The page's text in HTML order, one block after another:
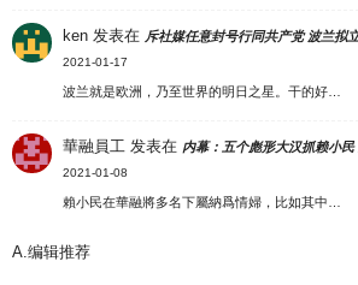
ken 发表在 斥社媒任意封号行同共产党 波兰拟
2021-01-17
波兰就是欧洲，乃至世界的明日之星。干的好…
華融員工 发表在 内幕：五个彪形大汉抓赖小
2021-01-08
賴小民在華融將多名下屬納爲情婦，比如其中…
A.编辑推荐